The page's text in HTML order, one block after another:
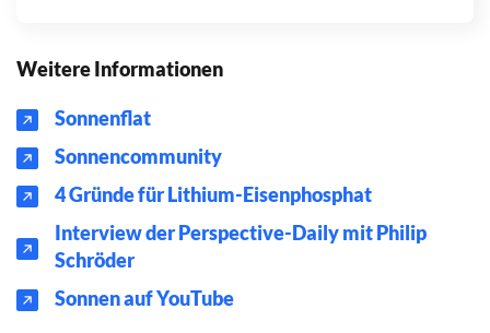
Weitere Informationen
Sonnenflat
Sonnencommunity
4 Gründe für Lithium-Eisenphosphat
Interview der Perspective-Daily mit Philip
Schröder
Sonnen auf YouTube